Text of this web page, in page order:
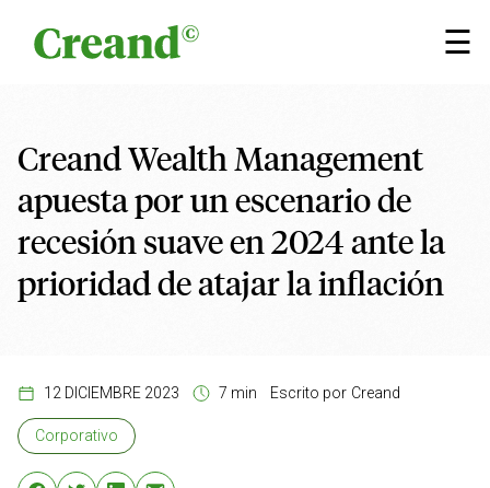
☰
×
Creand Wealth Management
apuesta por un escenario de
recesión suave en 2024 ante la
prioridad de atajar la inflación
12 DICIEMBRE 2023 7 min Escrito por Creand
Corporativo